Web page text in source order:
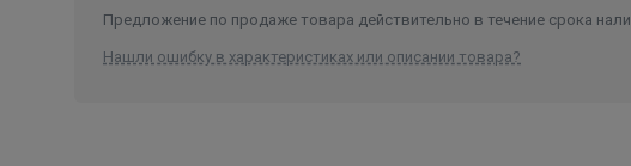
Предложение по продаже товара действительно в течение срока
Нашли ошибку в характеристиках или описании товара?